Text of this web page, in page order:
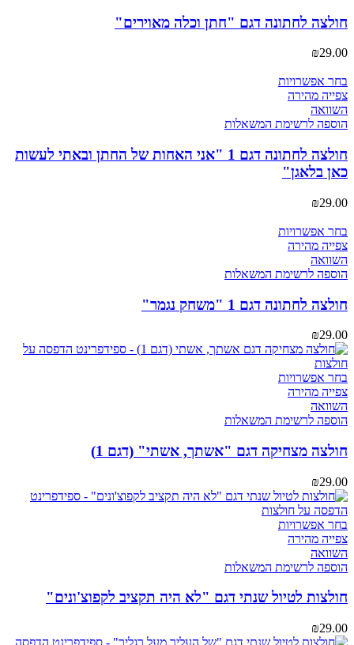
ניתן
לבחור
המוצר
חולצה לחתונה דגם "חתן וכלה מאוירים"
₪29.00
בחר אפשרויותלמוצר
מספר
ניתן
צפייה מהירה
השוואה
הוספה לרשימת המשאלות
חולצה לחתונה דגם 1 "אני האחות של החתן ובאתי לעשות
כאן בלאגן"
₪29.00
בחר אפשרויות
מספר
ניתן
לבחור
האפשרויות
בעמוד
צפייה מהירה
השוואה
הוספה לרשימת המשאלות
חולצה לחתונה דגם 1 "משחק נגמר"
₪29.00
בחר אפשרויות
מספר
ניתן
לבחור
האפשרויות
בעמוד
המוצר
צפייה מהירה
השוואה
הוספה לרשימת המשאלות
חולצה מצחיקה דגם "אשתך, אשתי" (דגם 1)
₪29.00
בחר אפשרויות
מספר
ניתן
האפשרויות
צפייה מהירה
השוואה
הוספה לרשימת המשאלות
חולצות לטיול שנתי דגם "לא היה תקציב לקפוצ'ונים"
₪29.00